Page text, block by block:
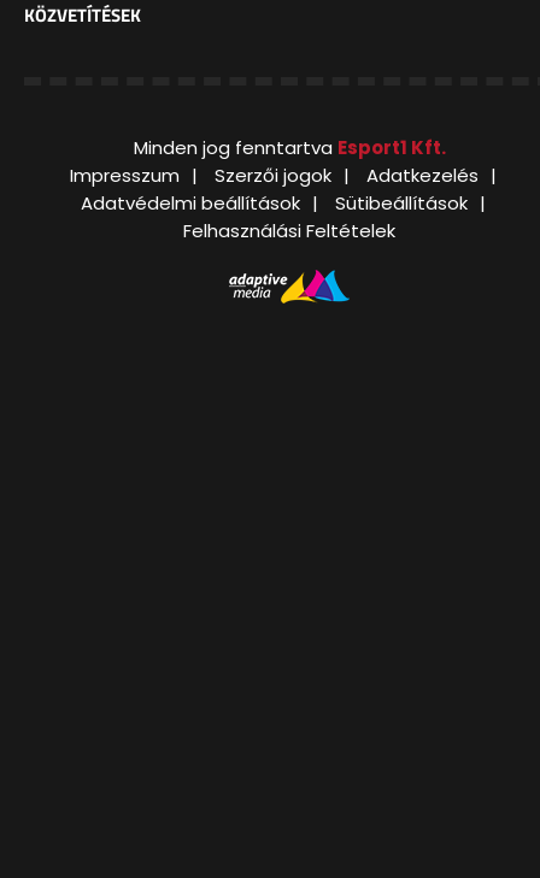
KÖZVETÍTÉSEK
Minden jog fenntartva Esport1 Kft.
Impresszum
Szerzői jogok
Adatkezelés
Adatvédelmi beállítások
Sütibeállítások
Felhasználási Feltételek